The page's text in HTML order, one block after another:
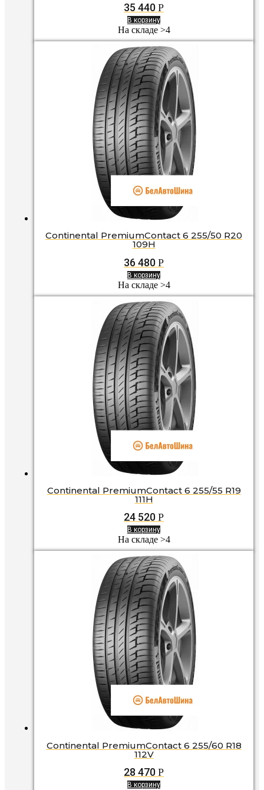
35 440 Р
В корзину
На складе >4
Continental PremiumContact 6 255/50 R20
109H
36 480 Р
В корзину
На складе >4
Continental PremiumContact 6 255/55 R19
111H
24 520 Р
В корзину
На складе >4
Continental PremiumContact 6 255/60 R18
112V
28 470 Р
В корзину